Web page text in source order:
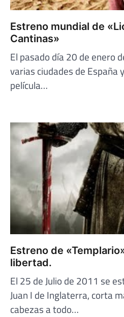
Estreno mundial de
Cantinas»
El pasado día 20 de enero
varias ciudades de España
película…
Estreno de
libertad.
El 25 de Julio de 2011 se
Juan I de Inglaterra, corta
cabezas a todo…